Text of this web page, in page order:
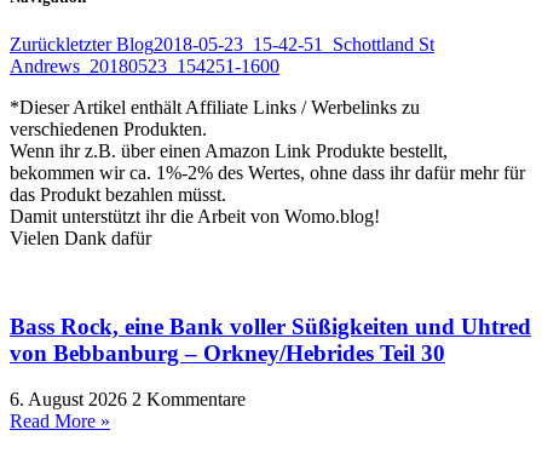
Zurückletzter Blog2018-05-23_15-42-51_Schottland St
Andrews_20180523_154251-1600
*Dieser Artikel enthält Affiliate Links / Werbelinks zu
verschiedenen Produkten.
Wenn ihr z.B. über einen Amazon Link Produkte bestellt,
bekommen wir ca. 1%-2% des Wertes, ohne dass ihr dafür mehr für
das Produkt bezahlen müsst.
Damit unterstützt ihr die Arbeit von Womo.blog!
Vielen Dank dafür
Bass Rock, eine Bank voller Süßigkeiten und Uhtred
von Bebbanburg – Orkney/Hebrides Teil 30
6. August 2026 2 Kommentare
Read More »